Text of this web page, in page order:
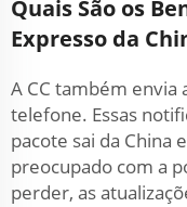
Quais São os
Expresso da
A CC também envia
telefone. Essas
pacote sai da China
preocupado com a
perder, as